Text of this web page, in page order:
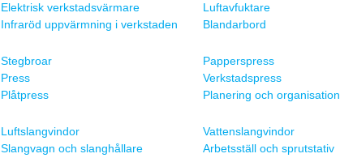
Elektrisk verkstadsvärmare
Infraröd uppvärmning i verkstaden
Luftavfuktare
Blandarbord
Stegbroar
Press
Plåtpress
Papperspress
Verkstadspress
Planering och organisation
Luftslangvindor
Slangvagn och slanghållare
Vattenslangvindor
Arbetsställ och sprutstativ